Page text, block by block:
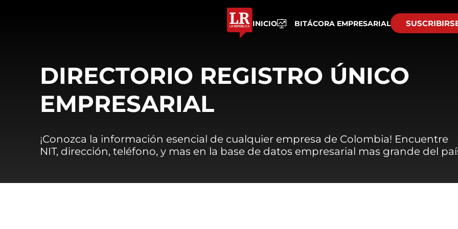
INICIO BITÁCORA EMPRESARIAL
DIRECTORIO REGISTRO ÚNICO
EMPRESARIAL
¡Conozca la información esencial de cualquier empresa de Colombia! Encuentre
NIT, dirección, teléfono, y mas en la base de datos empresarial mas grande del